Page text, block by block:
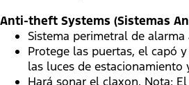
Anti-theft Systems (Sistemas
Sistema perimetral de
Protege las puertas, el capó
las luces de
Hará sonar el claxon. Nota: